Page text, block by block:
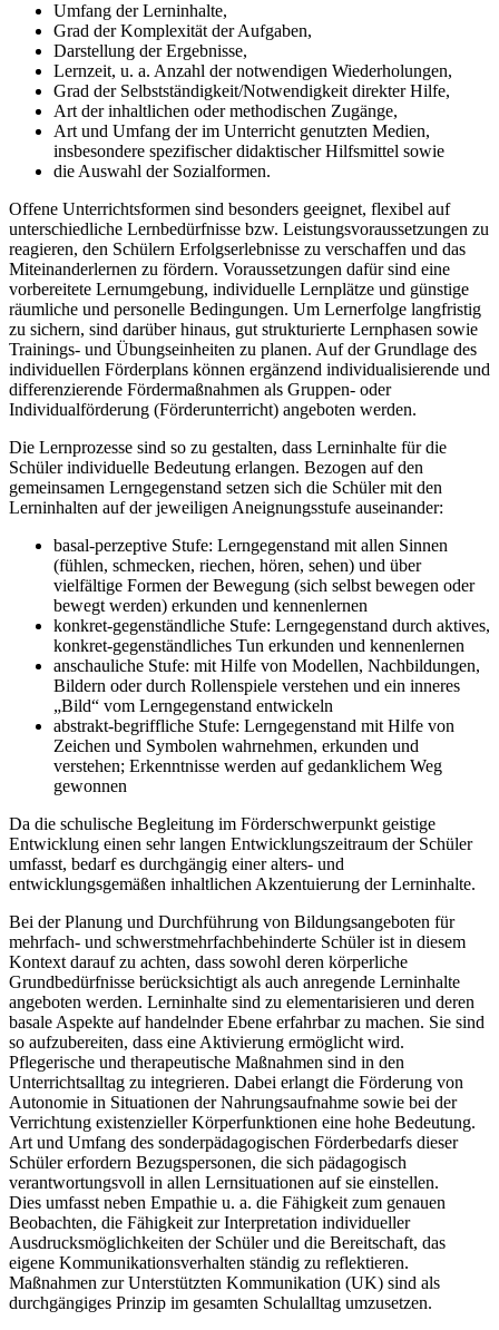
Umfang der Lerninhalte,
Grad der Komplexität der Aufgaben,
Darstellung der Ergebnisse,
Lernzeit, u. a. Anzahl der notwendigen Wiederholungen,
Grad der Selbstständigkeit/Notwendigkeit direkter Hilfe,
Art der inhaltlichen oder methodischen Zugänge,
Art und Umfang der im Unterricht genutzten Medien,
insbesondere spezifischer didaktischer Hilfsmittel sowie
die Auswahl der Sozialformen.
Offene Unterrichtsformen sind besonders geeignet, flexibel auf
unterschiedliche Lernbedürfnisse bzw. Leistungsvoraussetzungen zu
reagieren, den Schülern Erfolgserlebnisse zu verschaffen und das
Miteinanderlernen zu fördern. Voraussetzungen dafür sind eine
vorbereitete Lernumgebung, individuelle Lernplätze und günstige
räumliche und personelle Bedingungen. Um Lernerfolge langfristig
zu sichern, sind darüber hinaus, gut strukturierte Lernphasen sowie
Trainings- und Übungseinheiten zu planen. Auf der Grundlage des
individuellen Förderplans können ergänzend individualisierende und
differenzierende Fördermaßnahmen als Gruppen- oder
Individualförderung (Förderunterricht) angeboten werden.
Die Lernprozesse sind so zu gestalten, dass Lerninhalte für die
Schüler individuelle Bedeutung erlangen. Bezogen auf den
gemeinsamen Lerngegenstand setzen sich die Schüler mit den
Lerninhalten auf der jeweiligen Aneignungsstufe auseinander:
basal-perzeptive Stufe: Lerngegenstand mit allen Sinnen
(fühlen, schmecken, riechen, hören, sehen) und über
vielfältige Formen der Bewegung (sich selbst bewegen oder
bewegt werden) erkunden und kennenlernen
konkret-gegenständliche Stufe: Lerngegenstand durch aktives,
konkret-gegenständliches Tun erkunden und kennenlernen
anschauliche Stufe: mit Hilfe von Modellen, Nachbildungen,
Bildern oder durch Rollenspiele verstehen und ein inneres
„Bild“ vom Lerngegenstand entwickeln
abstrakt-begriffliche Stufe: Lerngegenstand mit Hilfe von
Zeichen und Symbolen wahrnehmen, erkunden und
verstehen; Erkenntnisse werden auf gedanklichem Weg
gewonnen
Da die schulische Begleitung im Förderschwerpunkt geistige
Entwicklung einen sehr langen Entwicklungszeitraum der Schüler
umfasst, bedarf es durchgängig einer alters- und
entwicklungsgemäßen inhaltlichen Akzentuierung der Lerninhalte.
Bei der Planung und Durchführung von Bildungsangeboten für
mehrfach- und schwerstmehrfachbehinderte Schüler ist in diesem
Kontext darauf zu achten, dass sowohl deren körperliche
Grundbedürfnisse berücksichtigt als auch anregende Lerninhalte
angeboten werden. Lerninhalte sind zu elementarisieren und deren
basale Aspekte auf handelnder Ebene erfahrbar zu machen. Sie sind
so aufzubereiten, dass eine Aktivierung ermöglicht wird.
Pflegerische und therapeutische Maßnahmen sind in den
Unterrichtsalltag zu integrieren. Dabei erlangt die Förderung von
Autonomie in Situationen der Nahrungsaufnahme sowie bei der
Verrichtung existenzieller Körperfunktionen eine hohe Bedeutung.
Art und Umfang des sonderpädagogischen Förderbedarfs dieser
Schüler erfordern Bezugspersonen, die sich pädagogisch
verantwortungsvoll in allen Lernsituationen auf sie einstellen.
Dies umfasst neben Empathie u. a. die Fähigkeit zum genauen
Beobachten, die Fähigkeit zur Interpretation individueller
Ausdrucksmöglichkeiten der Schüler und die Bereitschaft, das
eigene Kommunikationsverhalten ständig zu reflektieren.
Maßnahmen zur Unterstützten Kommunikation (UK) sind als
durchgängiges Prinzip im gesamten Schulalltag umzusetzen.